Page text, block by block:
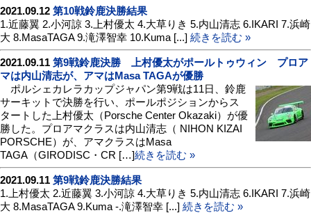
2021.09.12 第10戦鈴鹿決勝結果
1.近藤翼 2.小河諒 3.上村優太 4.大草りき 5.内山清志 6.IKARI 7.浜崎
大 8.MasaTAGA 9.滝澤智幸 10.Kuma [...] 続きを読む »
2021.09.11 第9戦鈴鹿決勝 上村優太がポールトゥウィン プロア
マは内山清志が、アマはMasa TAGAが優勝
ポルシェカレラカップジャパン第9戦は11日、鈴鹿
サーキットで決勝を行い、ポールポジションからス
タートした上村優太（Porsche Center Okazaki）が優
勝した。プロアマクラスは内山清志（ NIHON KIZAI
PORSCHE）が、アマクラスはMasa
TAGA（GIRODISC・CR […]続きを読む »
2021.09.11 第9戦鈴鹿決勝結果
1.上村優太 2.近藤翼 3.小河諒 4.大草りき 5.内山清志 6.IKARI 7.浜崎
大 8.MasaTAGA 9.Kuma -.滝澤智幸 [...] 続きを読む »